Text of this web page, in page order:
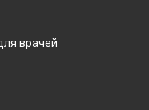
врачей